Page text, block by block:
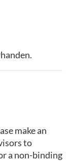
make an
to
a non-binding